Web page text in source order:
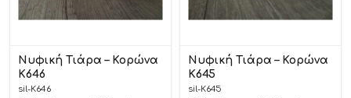
Νυφική Τιάρα – Κορώνα
Κ646
sil-K646
Νυφική Τιάρα – Κορώνα
Κ645
sil-K645